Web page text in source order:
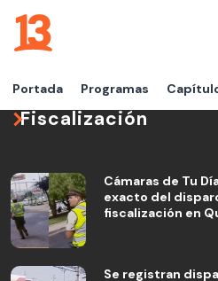
Portada Programas
Fiscalización
Cámaras de Tu
exacto del
fiscalización en
Se registran